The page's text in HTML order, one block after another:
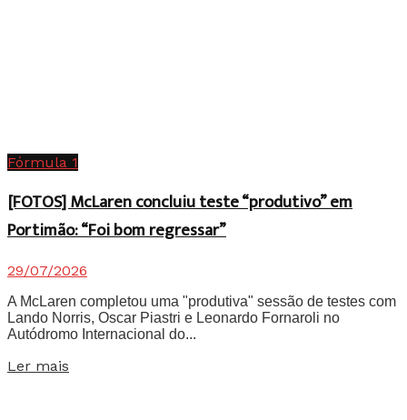
Fórmula 1
[FOTOS] McLaren concluiu teste “produtivo” em
Portimão: “Foi bom regressar”
29/07/2026
A McLaren completou uma "produtiva" sessão de testes com
Lando Norris, Oscar Piastri e Leonardo Fornaroli no
Autódromo Internacional do...
Ler mais